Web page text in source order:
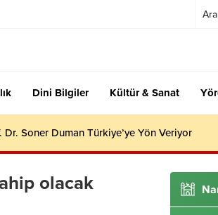
Dini Bilgiler Kültür & Sanat
Soner Duman Türkiye’ye Yön Veriyor
olacak